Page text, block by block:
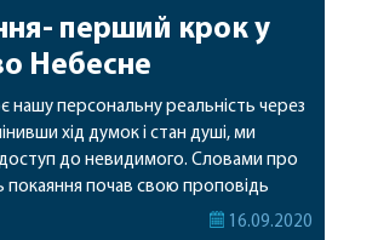
перший крок у
Небесне
нашу персональну реальність через
хід думок і стан душі, ми
до невидимого. Словами про
покаяння почав свою проповідь
Нього про це говорив Іоанн 16.09.2020